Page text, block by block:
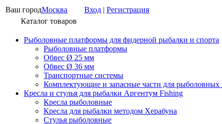
Ваш городМосква Вход | Регистрация
Каталог товаров
Рыболовные платформы для фидерной рыбалки и спорта
Рыболовные платформы
Обвес Ø 25 мм
Обвес Ø 36 мм
Транспортные системы
Комплектующие и запасные части для рыболовных
Кресла и стулья для рыбалки Аргентум Fishing
Кресла рыболовные
Кресла для рыбалки методом Херабуна
Стулья рыболовные